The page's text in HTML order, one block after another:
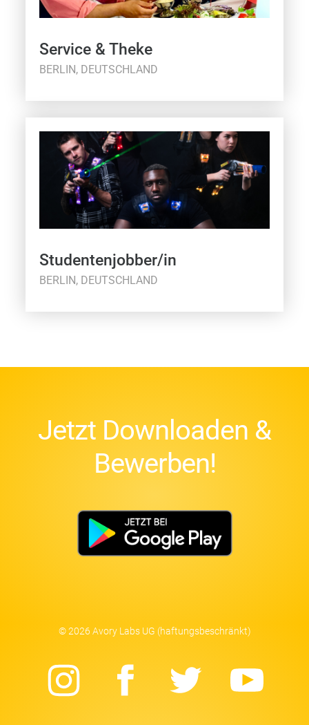
Service & Theke
BERLIN, DEUTSCHLAND
Studentenjobber/in
BERLIN, DEUTSCHLAND
Jetzt Downloaden &
Bewerben!
© 2026 Avory Labs UG (haftungsbeschränkt)
Instagram
Facebook
Twitter